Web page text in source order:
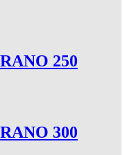
250
300